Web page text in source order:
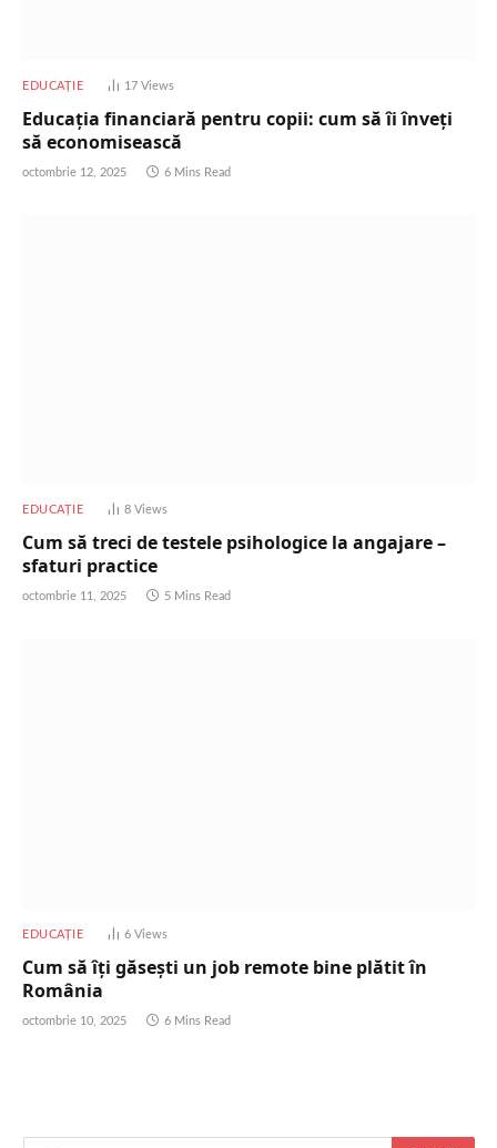
EDUCAȚIE 17Views
Educația financiară pentru copii: cum să îi înveți
să economisească
octombrie 12, 2025 6 Mins Read
EDUCAȚIE 8Views
Cum să treci de testele psihologice la angajare –
sfaturi practice
octombrie 11, 2025 5 Mins Read
EDUCAȚIE 6Views
Cum să îți găsești un job remote bine plătit în
România
octombrie 10, 2025 6 Mins Read